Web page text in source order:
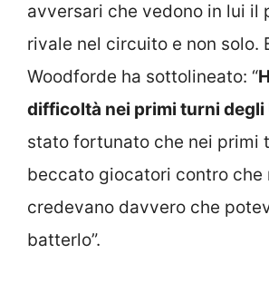
avversari che vedono in lui il
rivale nel circuito e non solo.
Woodforde ha sottolineato: “
difficoltà nei primi turni degli
stato fortunato che nei primi
beccato giocatori contro che
credevano davvero che
batterlo”.